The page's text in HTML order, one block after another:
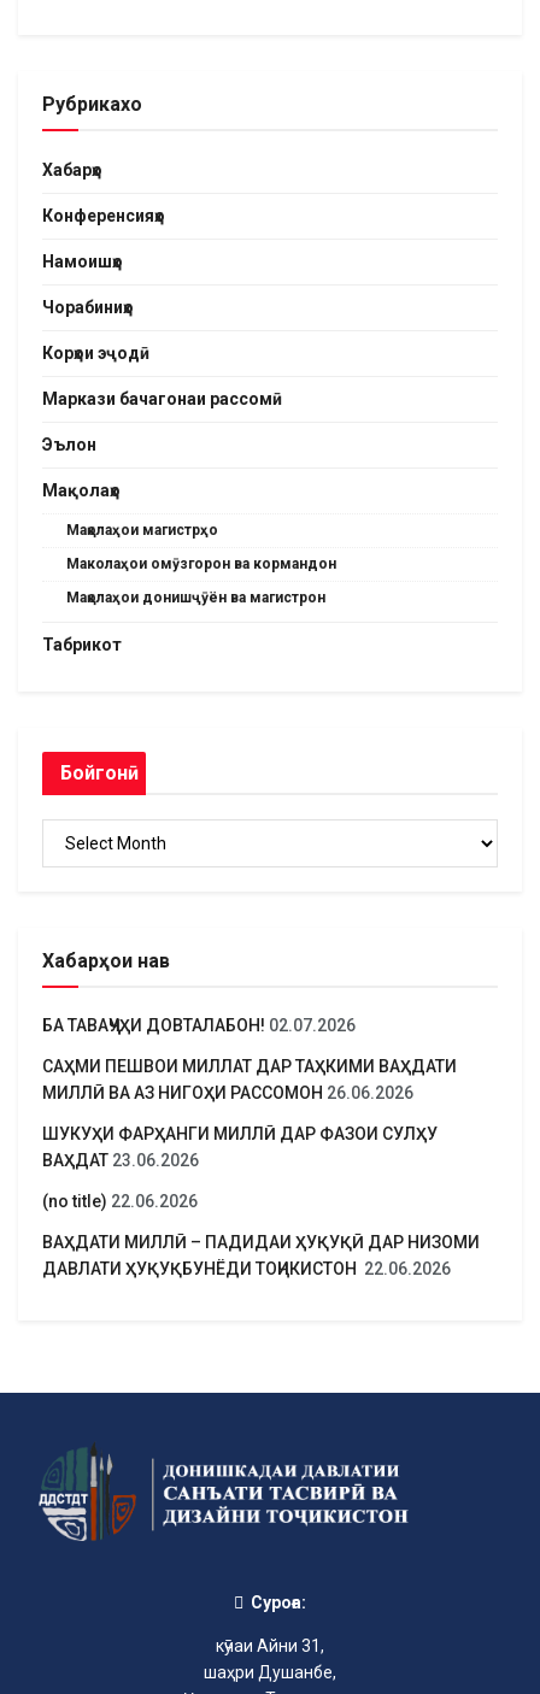
Рубрикахо
Хабарҳо
Конференсияҳо
Намоишҳо
Чорабиниҳо
Корҳои эҷодӣ
Маркази бачагонаи рассомӣ
Эълон
Мақолаҳо
Мақолаҳои магистрҳо
Маколаҳои омӯзгорон ва кормандон
Мақолаҳои донишҷӯён ва магистрон
Табрикот
Бойгонӣ
Хабарҳои нав
БА ТАВАҶҶУҲИ ДОВТАЛАБОН! 02.07.2026
САҲМИ ПЕШВОИ МИЛЛАТ ДАР ТАҲКИМИ ВАҲДАТИ
МИЛЛӢ ВА АЗ НИГОҲИ РАССОМОН 26.06.2026
ШУКУҲИ ФАРҲАНГИ МИЛЛӢ ДАР ФАЗОИ СУЛҲУ
ВАҲДАТ 23.06.2026
(no title) 22.06.2026
ВАҲДАТИ МИЛЛӢ – ПАДИДАИ ҲУҚУҚӢ ДАР НИЗОМИ
ДАВЛАТИ ҲУҚУҚБУНЁДИ ТОҶИКИСТОН 22.06.2026
Суроға:
кӯчаи Айни 31,
шаҳри Душанбе,